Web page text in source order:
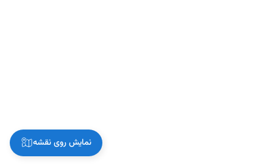
نمایش روی نقشه